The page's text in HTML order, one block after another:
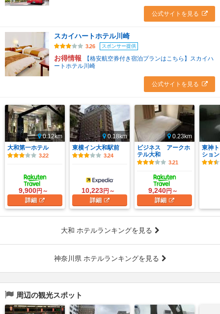
公式サイトを見る
スカイハートホテル川崎
3.26 スポンサー提供
お得情報
【格安航空券付き宿泊プランはこちら】スカイハ
ートホテル川崎
公式サイトを見る
0.12km
大和第一ホテル
3.22
9,900円～
詳細
0.18km
東横イン大和駅前
3.24
10,223円～
詳細
0.23km
ビジネス アークホ
テル大和
3.21
9,240円～
詳細
東神
ショ
大和 ホテルランキングを見る
神奈川県 ホテルランキングを見る
周辺の観光スポット